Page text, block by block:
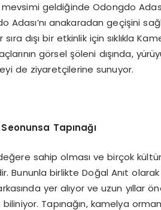
geldiğinde Odongdo
Adası’nı anakaradan geçişini
dışı bir etkinlik için sıklıkla
görsel şöleni dışında,
de ziyaretçilerine sunuyor.
Tapınağı
sahip olması ve birçok
Bununla birlikte Doğal Anıt
yer alıyor ve uzun yıllar
Tapınağın, kamelya